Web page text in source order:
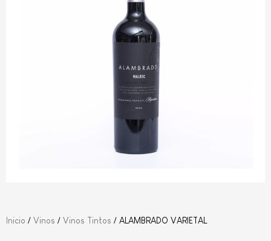
Inicio / Vinos / Vinos Tintos / ALAMBRADO VARIETAL